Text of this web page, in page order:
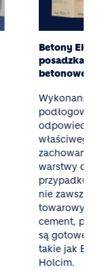
Betony
posadzka z
betonowej
Wykonanie
właściwego
zachowania
warstwy
przypadku
nie zawsze
towarowy
cement,
są gotowe
takie jak
Holcim.